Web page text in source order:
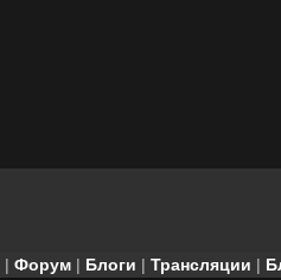
| Форум | Блоги | Трансляции |